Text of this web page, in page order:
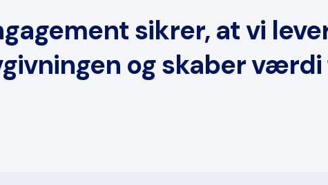
sikrer, at vi
og skaber